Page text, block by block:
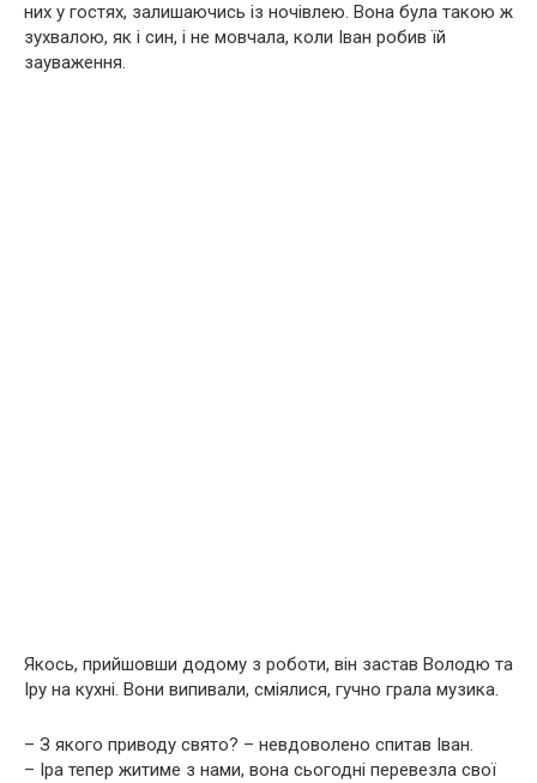
них у гостях, залишаючись із ночівлею. Вона була такою ж
зухвалою, як і син, і не мовчала, коли Іван робив їй
зауваження.
Якось, прийшовши додому з роботи, він застав Володю та
Іру на кухні. Вони випивали, сміялися, гучно грала музика.
– З якого приводу свято? – невдоволено спитав Іван.
– Іра тепер житиме з нами, вона сьогодні перевезла свої